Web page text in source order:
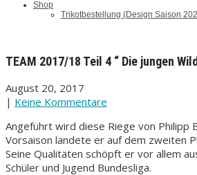
Shop
Trikotbestellung (Design Saison
TEAM 2017/18 Teil 4 “ Die jungen
August 20, 2017
| Keine Kommentare
Angeführt wird diese Riege von Philipp
Vorsaison landete er auf dem zweiten
Seine Qualitäten schöpft er vor allem
Schüler und Jugend Bundesliga.